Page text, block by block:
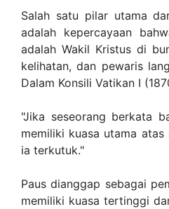
Salah satu pilar utama
adalah kepercayaan
adalah Wakil Kristus di
kelihatan, dan pewaris
Dalam Konsili Vatikan I
"Jika seseorang berkata
memiliki kuasa utama atas
ia terkutuk."
Paus dianggap sebagai
memiliki kuasa tertinggi